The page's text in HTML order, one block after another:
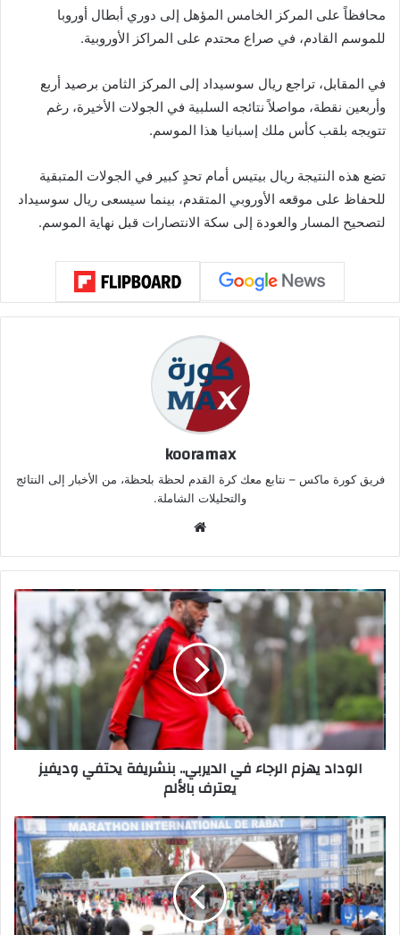
محافظاً على المركز الخامس المؤهل إلى دوري أبطال أوروبا
للموسم القادم، في صراع محتدم على المراكز الأوروبية.
في المقابل، تراجع ريال سوسيداد إلى المركز الثامن برصيد أربع
وأربعين نقطة، مواصلاً نتائجه السلبية في الجولات الأخيرة، رغم
تتويجه بلقب كأس ملك إسبانيا هذا الموسم.
تضع هذه النتيجة ريال بيتيس أمام تحدٍ كبير في الجولات المتبقية
للحفاظ على موقعه الأوروبي المتقدم، بينما سيسعى ريال سوسيداد
لتصحيح المسار والعودة إلى سكة الانتصارات قبل نهاية الموسم.
kooramax
فريق كورة ماكس – نتابع معك كرة القدم لحظة بلحظة، من الأخبار إلى النتائج
والتحليلات الشاملة.
الوي
ب
الوداد يهزم الرجاء في الديربي.. بنشريفة يحتفي وديفيز
يعترف بالألم